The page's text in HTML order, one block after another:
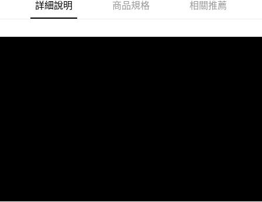
詳細說明 商品規格 相關推薦